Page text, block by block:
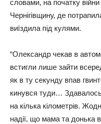
словами, на початку
Чернігівщину, де
виїздила під кулями.
“Олександр чекав в
встигли лише зайти
як в ту секунду впав
кинувся туди…
на кілька кілометрів.
надії, що мама та донька